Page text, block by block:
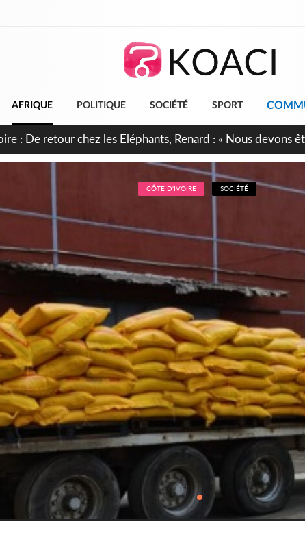
AFRIQUE POLITIQUE SOCIÉTÉ SPORT
: 66e anniversaire de l'Indépendance, les Forces de
et réaffirment leur engagement envers la Nation
CÔTE D'IVOIRE SOCIÉTÉ